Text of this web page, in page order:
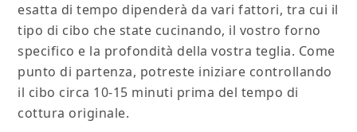
esatta di tempo dipenderà da vari fattori, tra cui il
tipo di cibo che state cucinando, il vostro forno
specifico e la profondità della vostra teglia. Come
punto di partenza, potreste iniziare controllando
il cibo circa 10-15 minuti prima del tempo di
cottura originale.